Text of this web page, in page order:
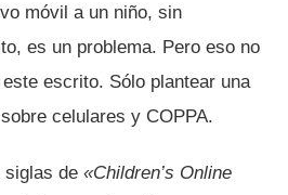
móvil a un niño, sin
es un problema. Pero eso no
escrito. Sólo plantear una
celulares y COPPA.
siglas de «Children’s Online